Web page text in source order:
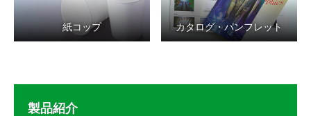
紙コップ カタログ・パンフレット
製品紹介